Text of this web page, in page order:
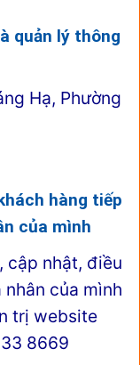
quản lý thông
Hạ, Phường
hàng tiếp
của mình
cập nhật, điều
của mình
trị website
8669